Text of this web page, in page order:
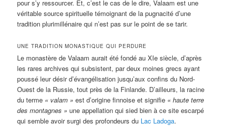
pour s’y ressourcer. Et, c’est le cas de le dire, Valaam est une
véritable source spirituelle témoignant de la pugnacité d’une
tradition plurimillénaire qui n’est pas sur le point de se tarir.
UNE TRADITION MONASTIQUE QUI PERDURE
Le monastère de Valaam aurait été fondé au XIe siècle, d’après
les rares archives qui subsistent, par deux moines grecs ayant
poussé leur désir d’évangélisation jusqu’aux confins du Nord-
Ouest de la Russie, tout près de la Finlande. D’ailleurs, la racine
du terme « valam » est d’origine finnoise et signifie « haute terre
des montagnes » une appellation qui sied bien à ce site escarpé
qui semble avoir surgi des profondeurs du Lac Ladoga.